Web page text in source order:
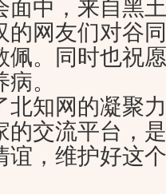
中，来自黑
的网友们对谷
佩。同时也祝
。
知网的凝聚
的交流平台，
谊，维护好这